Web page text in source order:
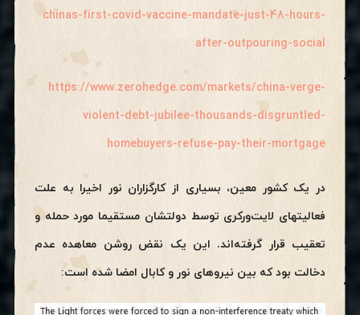
chinas-first-covid-vaccine-mandate-just-48-hours-
after-outpouring-social
https://www.zerohedge.com/markets/china-verge-
violent-debt-jubilee-thousands-disgruntled-
homebuyers-refuse-pay-their-mortgage
در یک کشور معین، بسیاری از کارگزاران نور اخیرا به علت
فعالیتهای لایت‌ورکری توسط دولتشان مستقیما مورد حمله و
تعقیب قرار گرفته‌اند. این یک نقض روشن معاهده عدم
دخالت بود که بین نیروهای نور و کابال امضا شده است: